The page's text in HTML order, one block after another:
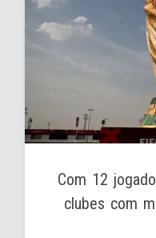
Com 12
clubes com